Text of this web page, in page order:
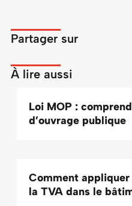
Partager sur
À lire aussi
Loi MOP :
d’ouvrage publique
Comment
la TVA dans le